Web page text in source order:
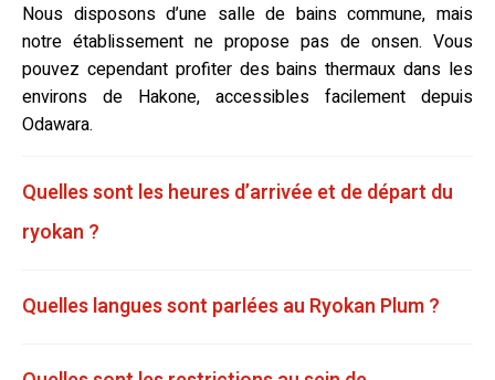
Nous disposons d’une salle de bains commune, mais
notre établissement ne propose pas de onsen. Vous
pouvez cependant profiter des bains thermaux dans les
environs de Hakone, accessibles facilement depuis
Odawara.
Quelles sont les heures d’arrivée et de départ du
ryokan ?
Quelles langues sont parlées au Ryokan Plum ?